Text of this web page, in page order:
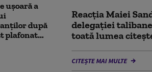
ușoară a
după
plafonat...
Reacția Maiei
delegaţiei
toată lumea
CITEȘTE MAI MULTE